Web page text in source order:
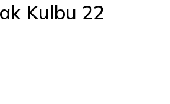
Kulbu 22